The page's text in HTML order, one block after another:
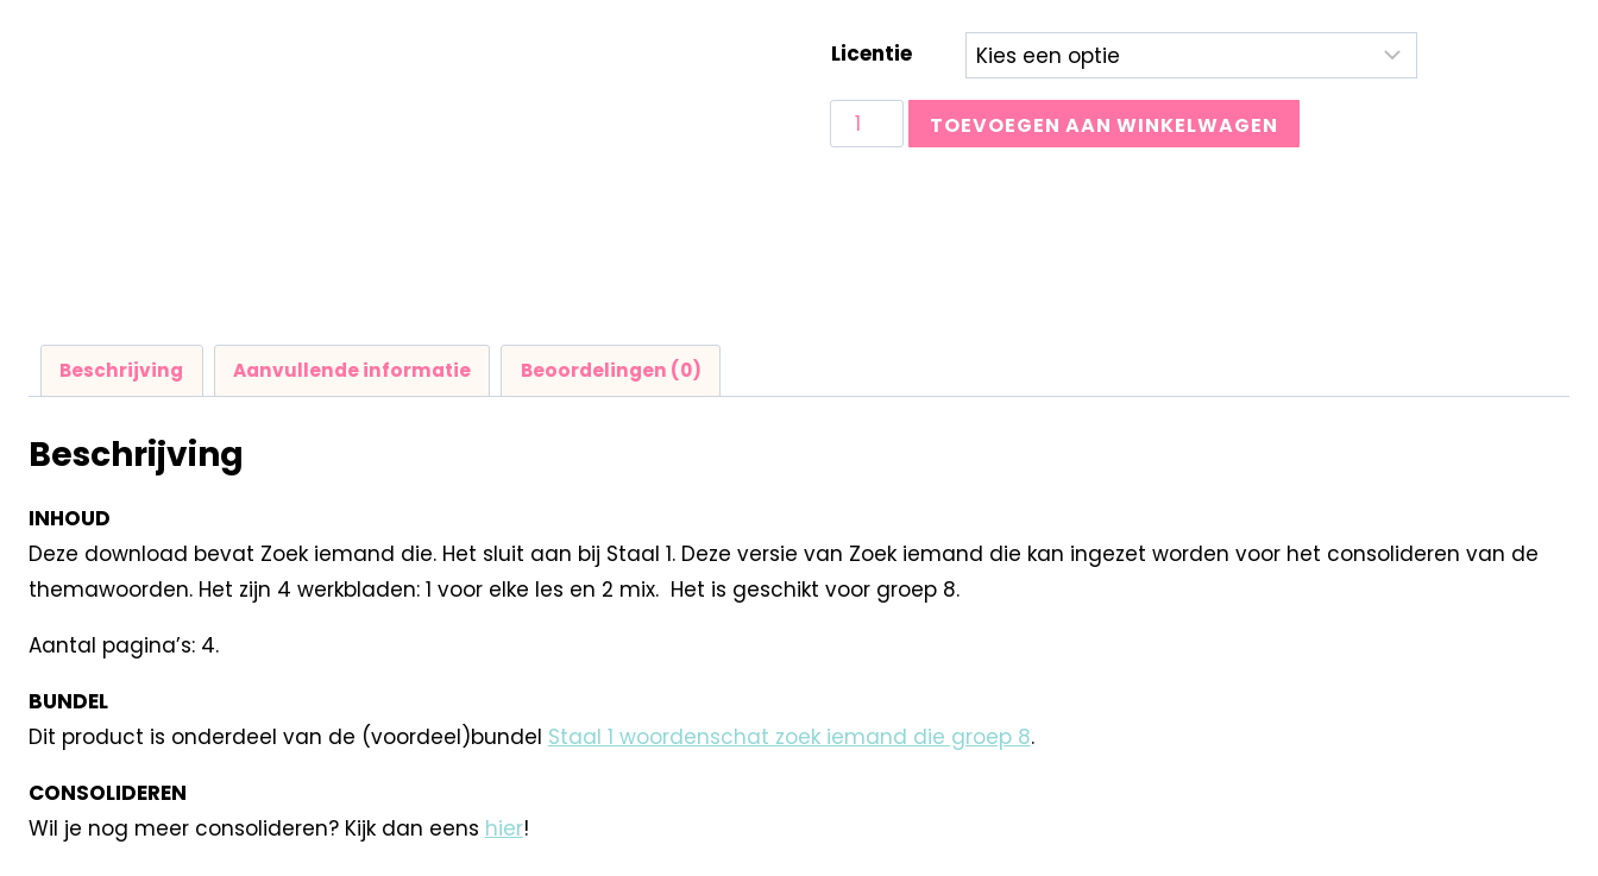
Licentie
TOEVOEGEN AAN WINKELWAGEN
Beschrijving Aanvullende informatie Beoordelingen (0)
Beschrijving
INHOUD
Deze download bevat Zoek iemand die. Het sluit aan bij Staal 1. Deze versie van Zoek iemand die kan ingezet worden voor het consolideren van de
themawoorden. Het zijn 4 werkbladen: 1 voor elke les en 2 mix. Het is geschikt voor groep 8.
Aantal pagina’s: 4.
BUNDEL
Dit product is onderdeel van de (voordeel)bundel Staal 1 woordenschat zoek iemand die groep 8.
CONSOLIDEREN
Wil je nog meer consolideren? Kijk dan eens hier!